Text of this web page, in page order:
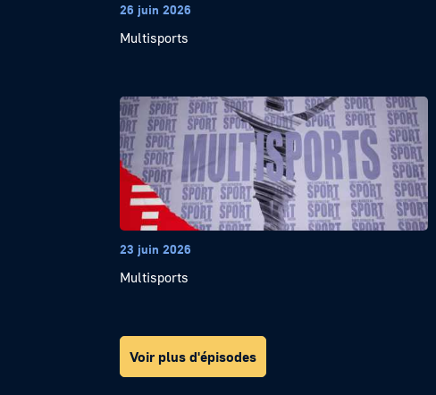
26 juin 2026
Multisports
23 juin 2026
Multisports
Voir plus d'épisodes